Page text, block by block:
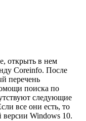
открыть в нем
Coreinfo. После
перечень
поиска по
следующие
все они есть, то
версии Windows 10.